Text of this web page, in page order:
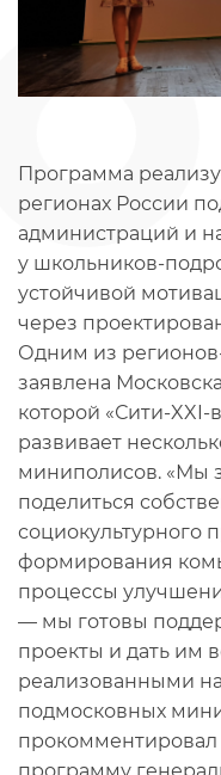
Программа
регионах России
администраций и
у школьников-
устойчивой
через
Одним из
заявлена
которой «Сити-
развивает
миниполисов. «Мы
поделиться
социокультурного
формирования
процессы
— мы готовы
проекты и дать им
реализованными
подмосковных